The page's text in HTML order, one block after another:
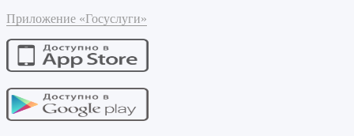
Приложение «Госуслуги»